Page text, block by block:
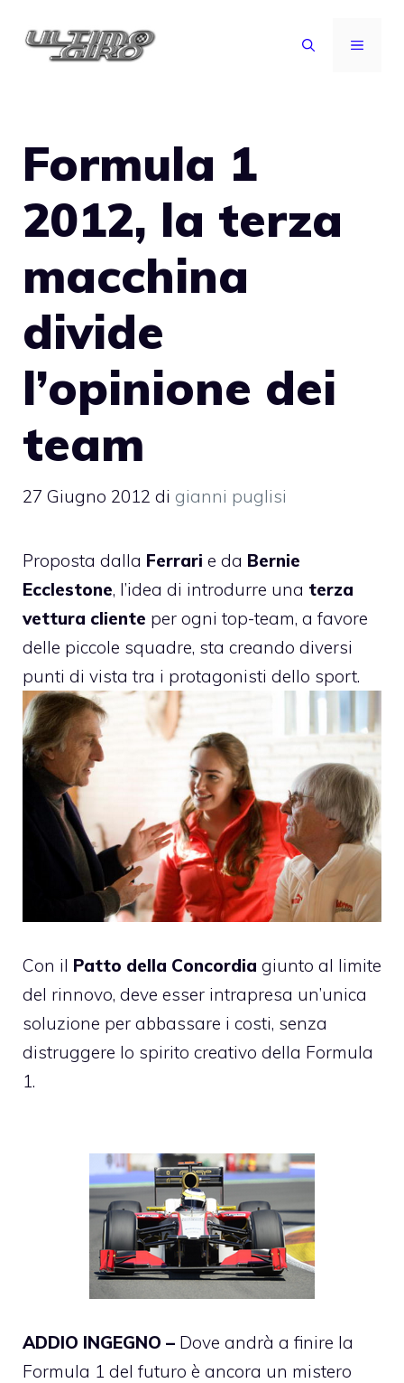
MENU
Formula 1
2012, la terza
macchina
divide
l’opinione dei
team
27 Giugno 2012 di gianni puglisi
Proposta dalla Ferrari e da Bernie
Ecclestone, l’idea di introdurre una terza
vettura cliente per ogni top-team, a favore
delle piccole squadre, sta creando diversi
punti di vista tra i protagonisti dello sport.
Con il Patto della Concordia giunto al limite
del rinnovo, deve esser intrapresa un’unica
soluzione per abbassare i costi, senza
distruggere lo spirito creativo della Formula
1.
ADDIO INGEGNO – Dove andrà a finire la
Formula 1 del futuro è ancora un mistero